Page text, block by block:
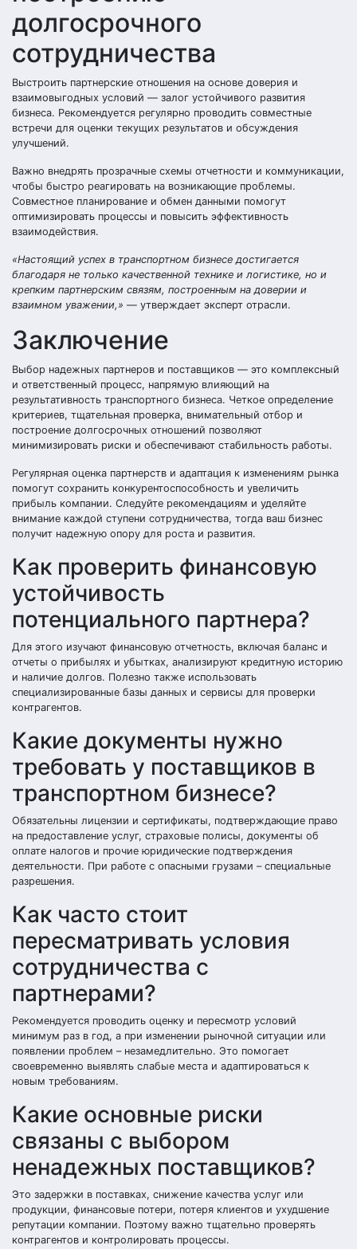
долгосрочного
сотрудничества
Выстроить партнерские отношения на основе доверия и
взаимовыгодных условий — залог устойчивого развития
бизнеса. Рекомендуется регулярно проводить совместные
встречи для оценки текущих результатов и обсуждения
улучшений.
Важно внедрять прозрачные схемы отчетности и коммуникации,
чтобы быстро реагировать на возникающие проблемы.
Совместное планирование и обмен данными помогут
оптимизировать процессы и повысить эффективность
взаимодействия.
«Настоящий успех в транспортном бизнесе достигается
благодаря не только качественной технике и логистике, но и
крепким партнерским связям, построенным на доверии и
взаимном уважении,» — утверждает эксперт отрасли.
Заключение
Выбор надежных партнеров и поставщиков — это комплексный
и ответственный процесс, напрямую влияющий на
результативность транспортного бизнеса. Четкое определение
критериев, тщательная проверка, внимательный отбор и
построение долгосрочных отношений позволяют
минимизировать риски и обеспечивают стабильность работы.
Регулярная оценка партнерств и адаптация к изменениям рынка
помогут сохранить конкурентоспособность и увеличить
прибыль компании. Следуйте рекомендациям и уделяйте
внимание каждой ступени сотрудничества, тогда ваш бизнес
получит надежную опору для роста и развития.
Как проверить финансовую
устойчивость
потенциального партнера?
Для этого изучают финансовую отчетность, включая баланс и
отчеты о прибылях и убытках, анализируют кредитную историю
и наличие долгов. Полезно также использовать
специализированные базы данных и сервисы для проверки
контрагентов.
Какие документы нужно
требовать у поставщиков в
транспортном бизнесе?
Обязательны лицензии и сертификаты, подтверждающие право
на предоставление услуг, страховые полисы, документы об
оплате налогов и прочие юридические подтверждения
деятельности. При работе с опасными грузами – специальные
разрешения.
Как часто стоит
пересматривать условия
сотрудничества с
партнерами?
Рекомендуется проводить оценку и пересмотр условий
минимум раз в год, а при изменении рыночной ситуации или
появлении проблем – незамедлительно. Это помогает
своевременно выявлять слабые места и адаптироваться к
новым требованиям.
Какие основные риски
связаны с выбором
ненадежных поставщиков?
Это задержки в поставках, снижение качества услуг или
продукции, финансовые потери, потеря клиентов и ухудшение
репутации компании. Поэтому важно тщательно проверять
контрагентов и контролировать процессы.